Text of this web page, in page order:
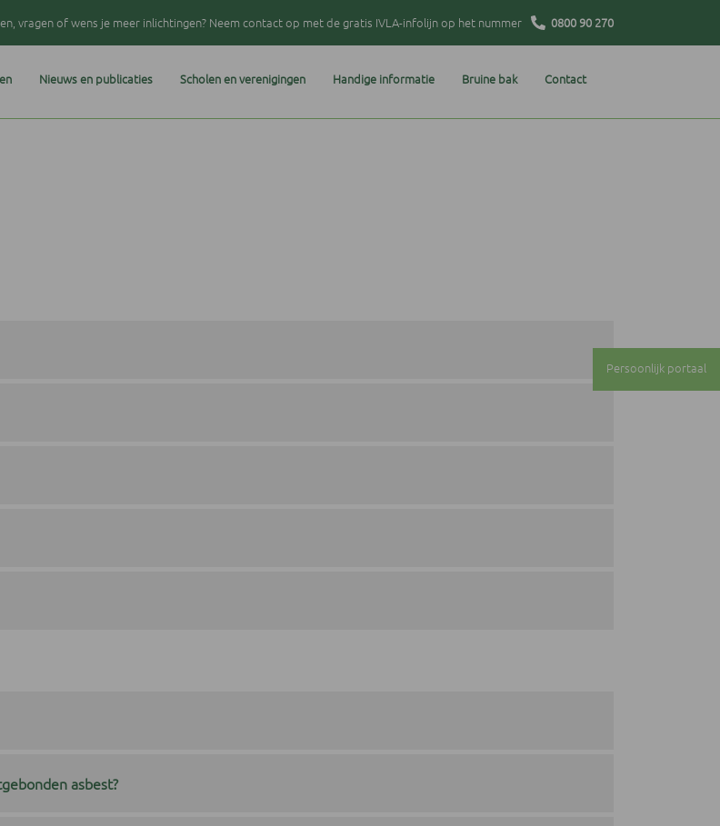
vragen of wens je meer inlichtingen? Neem contact op met de gratis IVLA-infolijn op het nummer 0800 90 270
Nieuws en publicaties Scholen en verenigingen Handige informatie Bruine bak Contact
Persoonlijk portaal
asbest?